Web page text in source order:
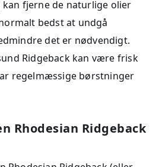
fjerne de naturlige olier
bedst at undgå
det er nødvendigt.
Ridgeback kan være frisk
regelmæssige børstninger
Rhodesian Ridgeback